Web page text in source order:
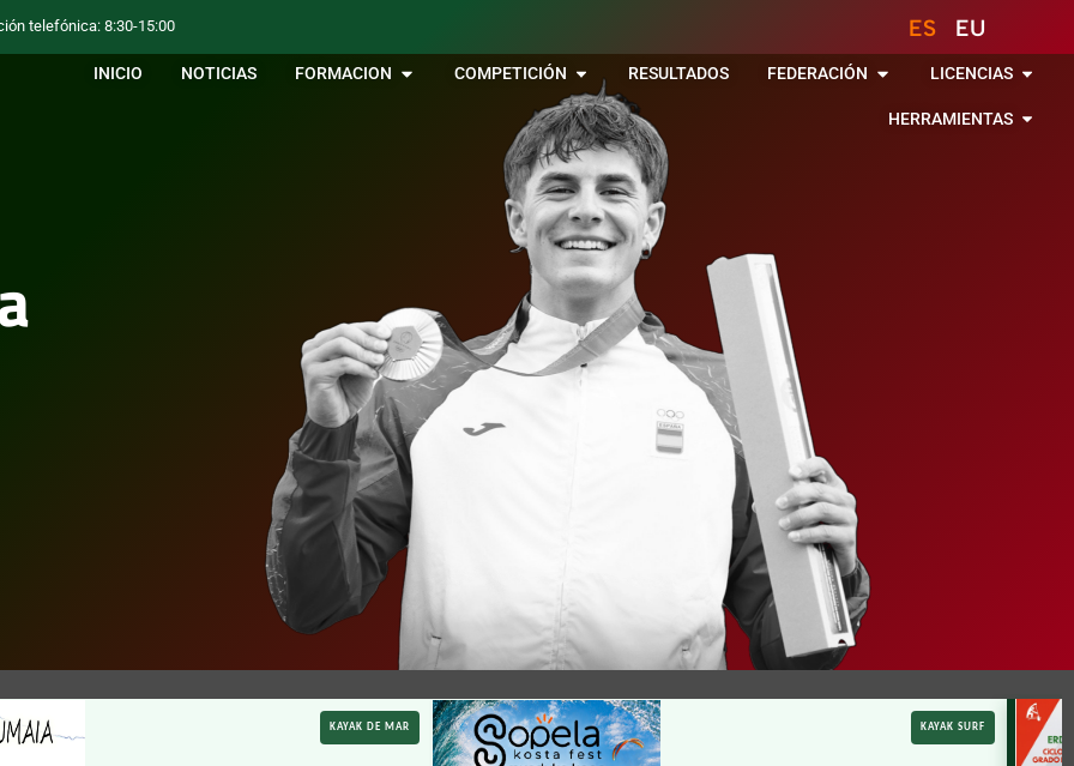
telefónica: 8:30-15:00 ES EU
INICIO NOTICIAS FORMACION COMPETICIÓN RESULTADOS FEDERACIÓN LICENCIAS
HERRAMIENTAS